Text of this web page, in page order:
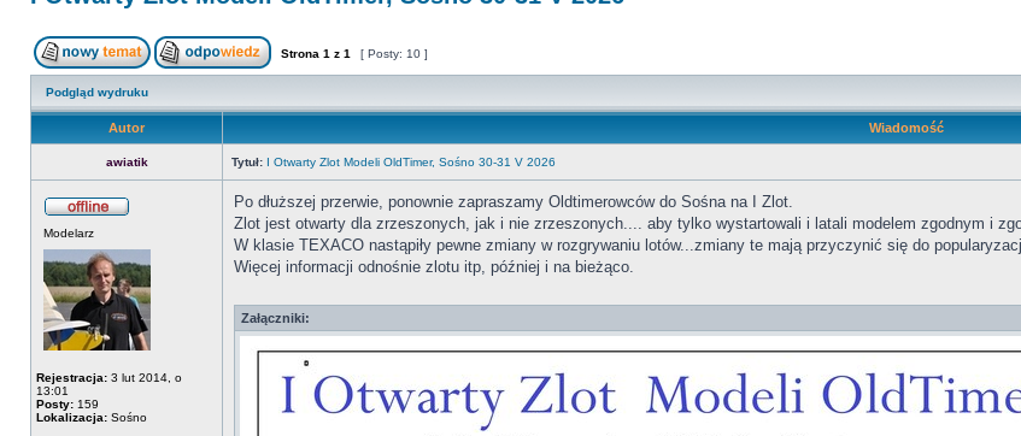
Strona 1 z 1 [ Posty: 10 ]
Podgląd wydruku
Autor Wiadomość
awiatik Tytuł: I Otwarty Zlot Modeli OldTimer, Sośno 30-31 V 2026
Modelarz
Rejestracja: 3 lut 2014, o
13:01
Posty: 159
Lokalizacja: Sośno
Po dłuższej przerwie, ponownie zapraszamy Oldtimerowców do Sośna na I Zlot.
Zlot jest otwarty dla zrzeszonych, jak i nie zrzeszonych.... aby tylko wystartowali i latali modelem zgodnym i
W klasie TEXACO nastąpiły pewne zmiany w rozgrywaniu lotów...zmiany te mają przyczynić się do
Więcej informacji odnośnie zlotu itp, później i na bieżąco.
Załączniki: